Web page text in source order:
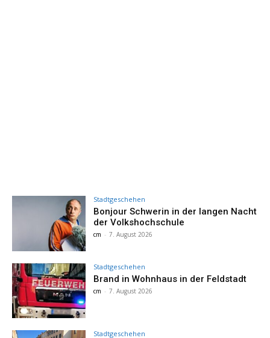
Stadtgeschehen
Bonjour Schwerin in der langen Nacht
der Volkshochschule
cm - 7. August 2026
Stadtgeschehen
Brand in Wohnhaus in der Feldstadt
cm - 7. August 2026
Stadtgeschehen